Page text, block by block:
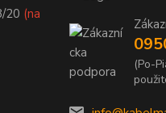
20 (na
(Po-